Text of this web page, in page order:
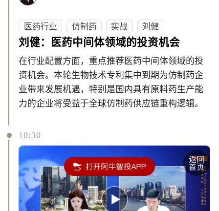
医药行业 仿制药 实战
刘健
刘健：医药中间体领域的投资机会
在行业配置方面，重点推荐医药中间体领域的投
资机会。本轮生物技术专利集中到期为仿制药企
业带来发展机遇，特别是国内具有原料药生产能
力的企业将受益于全球仿制药供应链重构逻辑。
10:30